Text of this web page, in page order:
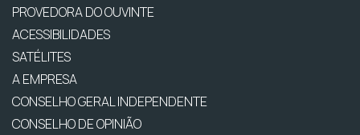
PROVEDORA DO OUVINTE
ACESSIBILIDADES
SATÉLITES
A EMPRESA
CONSELHO GERAL INDEPENDENTE
CONSELHO DE OPINIÃO